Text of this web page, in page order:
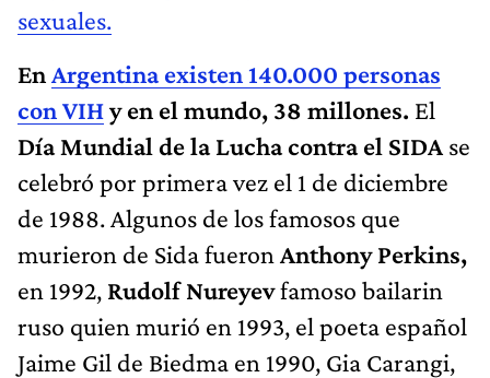
sexuales.
EnArgentina existen 140.000 personas
con VIHy en el mundo, 38 millones. El
Día Mundial de la Lucha contra el SIDA se
celebró por primera vez el 1 de diciembre
de 1988. Algunos de los famosos que
murieron de Sida fueron Anthony Perkins,
en 1992, Rudolf Nureyevfamoso bailarin
ruso quien murió en 1993, el poeta español
Jaime Gil de Biedma en 1990, Gia Carangi,